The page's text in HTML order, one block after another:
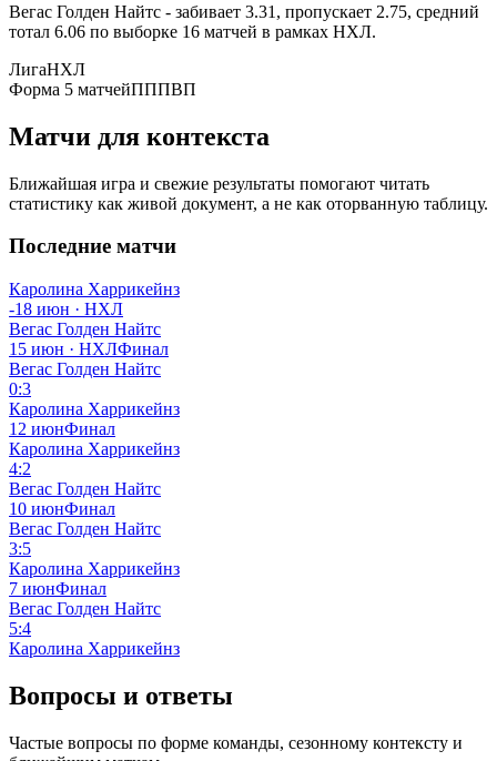
Вегас Голден Найтс - забивает 3.31, пропускает 2.75, средний
тотал 6.06 по выборке 16 матчей в рамках НХЛ.
ЛигаНХЛ
Форма 5 матчейПППВП
Матчи для контекста
Ближайшая игра и свежие результаты помогают читать
статистику как живой документ, а не как оторванную таблицу.
Последние матчи
Каролина Харрикейнз
-18 июн · НХЛ
Вегас Голден Найтс
15 июн · НХЛФинал
Вегас Голден Найтс
0:3
Каролина Харрикейнз
12 июнФинал
Каролина Харрикейнз
4:2
Вегас Голден Найтс
10 июнФинал
Вегас Голден Найтс
3:5
Каролина Харрикейнз
7 июнФинал
Вегас Голден Найтс
5:4
Каролина Харрикейнз
Вопросы и ответы
Частые вопросы по форме команды, сезонному контексту и